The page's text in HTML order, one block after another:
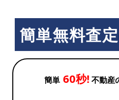
簡単無料査
簡単 60秒! 不動産